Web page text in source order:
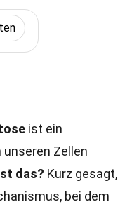
ist ein
unseren Zellen
das? Kurz gesagt,
bei dem